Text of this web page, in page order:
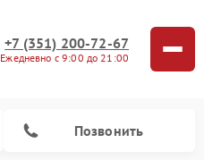
+7 (351) 200-72-67
Ежедневно с 9:00 до 21:00
Позвонить